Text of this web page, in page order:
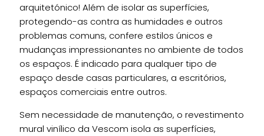
arquitetónico! Além de isolar as superfícies,
protegendo-as contra as humidades e outros
problemas comuns, confere estilos únicos e
mudanças impressionantes no ambiente de todos
os espaços. É indicado para qualquer tipo de
espaço desde casas particulares, a escritórios,
espaços comerciais entre outros.
Sem necessidade de manutenção, o revestimento
mural vinílico da Vescom isola as superfícies,